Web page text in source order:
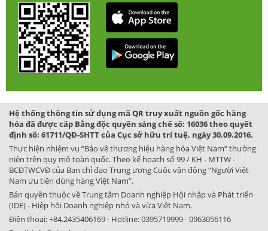
Hệ thống thông tin sử dụng mã QR truy xuất nguồn gốc hàng
hóa đã được cấp Bằng độc quyền sáng chế số: 16036 theo quyết
định số: 61711/QĐ-SHTT của Cục sở hữu trí tuệ, ngày 30.09.2016.
Thực hiện nhiệm vụ “Bảo vệ thương hiệu hàng hóa Việt Nam” thường
niên trên quy mô toàn quốc. Theo kế hoạch số 99 / KH - MTTW -
BCĐTWCVĐ của Ban chỉ đạo Trung ương Cuộc vận động “Người Việt
Nam ưu tiên dùng hàng Việt Nam”.
Bản quyền thuộc về Trung tâm Doanh nghiệp Hội nhập và Phát triển
(IDE) - Hiệp hội Doanh nghiệp nhỏ và vừa Việt Nam.
Điện thoại:+84.2435406169- Hotline:0395719999-0963056116